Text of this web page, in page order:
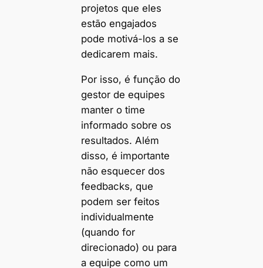
projetos que eles
estão engajados
pode motivá-los a se
dedicarem mais.
Por isso, é função do
gestor de equipes
manter o time
informado sobre os
resultados. Além
disso, é importante
não esquecer dos
feedbacks, que
podem ser feitos
individualmente
(quando for
direcionado) ou para
a equipe como um